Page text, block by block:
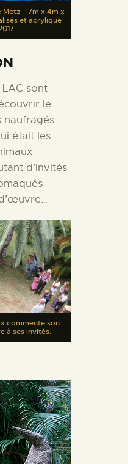
Metz – 7m x 4m x
et acrylique
sont
le
naufragés.
était les
d’invités
commente son
à ses invités.